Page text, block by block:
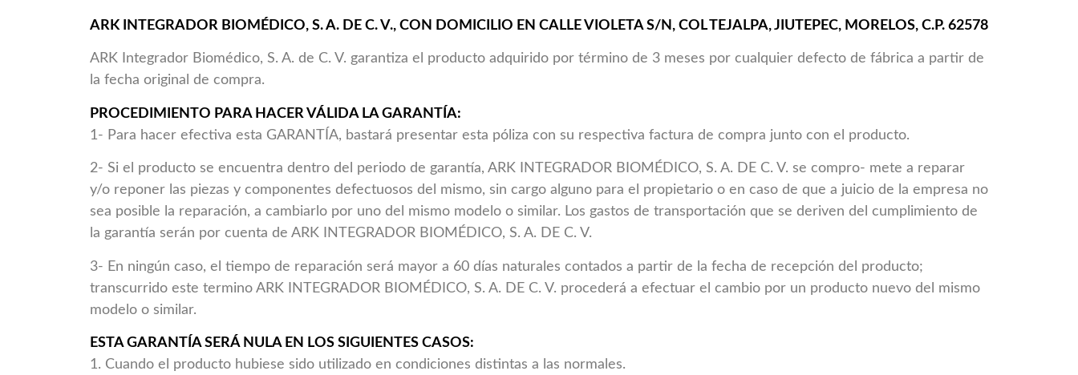
ARK INTEGRADOR BIOMÉDICO, S. A. DE C. V., CON DOMICILIO EN CALLE VIOLETA S/N, COL TEJALPA, JIUTEPEC, MORELOS, C.P. 62578
ARK Integrador Biomédico, S. A. de C. V. garantiza el producto adquirido por término de 3 meses por cualquier defecto de fábrica a partir de
la fecha original de compra.
PROCEDIMIENTO PARA HACER VÁLIDA LA GARANTÍA:
1- Para hacer efectiva esta GARANTÍA, bastará presentar esta póliza con su respectiva factura de compra junto con el producto.
2- Si el producto se encuentra dentro del periodo de garantía, ARK INTEGRADOR BIOMÉDICO, S. A. DE C. V. se compro- mete a reparar
y/o reponer las piezas y componentes defectuosos del mismo, sin cargo alguno para el propietario o en caso de que a juicio de la empresa no
sea posible la reparación, a cambiarlo por uno del mismo modelo o similar. Los gastos de transportación que se deriven del cumplimiento de
la garantía serán por cuenta de ARK INTEGRADOR BIOMÉDICO, S. A. DE C. V.
3- En ningún caso, el tiempo de reparación será mayor a 60 días naturales contados a partir de la fecha de recepción del producto;
transcurrido este termino ARK INTEGRADOR BIOMÉDICO, S. A. DE C. V. procederá a efectuar el cambio por un producto nuevo del mismo
modelo o similar.
ESTA GARANTÍA SERÁ NULA EN LOS SIGUIENTES CASOS:
1. Cuando el producto hubiese sido utilizado en condiciones distintas a las normales.